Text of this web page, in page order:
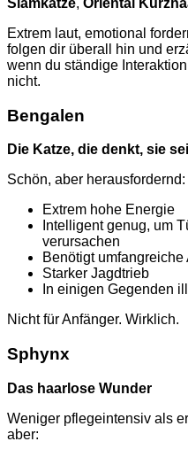
Siamkatze, Oriental
Extrem laut, emotional
folgen dir überall hin und
wenn du ständige
nicht.
Bengalen
Die Katze, die denkt, sie
Schön, aber herausfordernd:
Extrem hohe Energie
Intelligent genug, um
verursachen
Benötigt umfangreiche
Starker Jagdtrieb
In einigen Gegenden
Nicht für Anfänger. Wirklich.
Sphynx
Das haarlose Wunder
Weniger pflegeintensiv als
aber: